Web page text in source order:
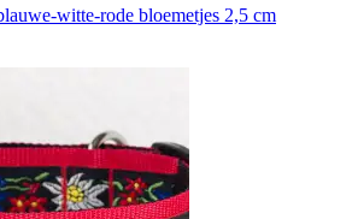
witte-rode bloemetjes 2,5 cm